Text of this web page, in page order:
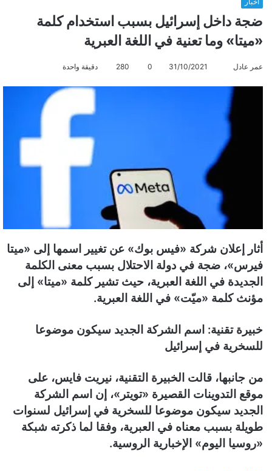
ضجة داخل إسرائيل بسبب استخدام كلمة
«ميتا» وما تعنية في اللغة العبرية
عمر عادل
ي
إ
ل
ك
ر
ن
ي
31/10/2021
0
280 دقيقة واحدة
أثار إعلان شركة «فيس بوك» عن تغيير اسمها إلى «ميتا
فيرس»، ضجة في دولة الاحتلال بسبب معنى الكلمة
الجديدة في اللغة العبرية، حيث تشير كلمة «ميتا» إلى
مؤنث كلمة «ميّت» في اللغة العبرية.
خبيرة تقنية: اسم الشركة الجديد سيكون موضوعا
للسخرية في إسرائيل
من جانبها، قالت الخبيرة التقنية، نيريت فايس، على
موقع التدوينات القصيرة «تويتر»، إن اسم الشركة
الجديد سيكون موضوعا للسخرية في إسرائيل لسنوات
طويلة بسبب معناه في العبرية، وفقا لما ذكرته شبكة
«روسيا اليوم» الإخبارية الروسية.